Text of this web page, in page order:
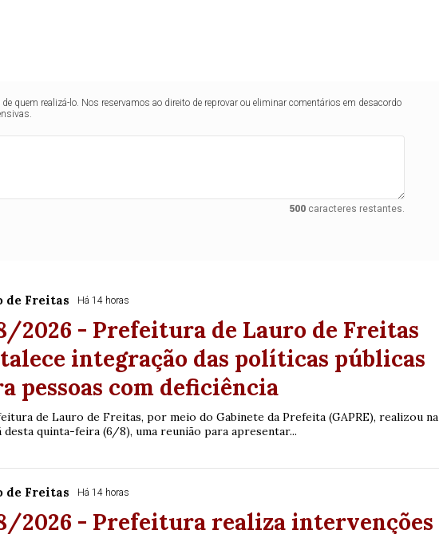
quem realizá-lo. Nos reservamos ao direito de reprovar ou eliminar comentários em desacordo
500caracteres restantes.
de Freitas Há 14 horas
2026 - Prefeitura de Lauro de Freitas
integração das políticas públicas
pessoas com deficiência
de Lauro de Freitas, por meio do Gabinete da Prefeita (GAPRE), realizou na
desta quinta-feira (6/8), uma reunião para apresentar...
de Freitas Há 14 horas
2026 - Prefeitura realiza intervenções
65 70 74 93